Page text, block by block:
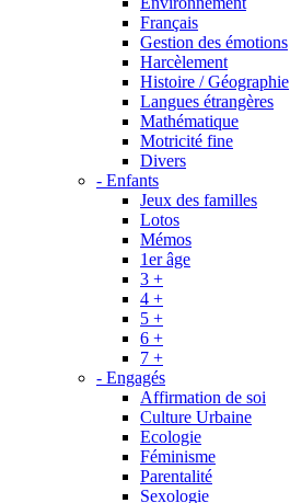
Français
Gestion des émotions
Harcèlement
Histoire / Géographie
Langues étrangères
Mathématique
Motricité fine
Divers
- Enfants
Jeux des familles
Lotos
Mémos
1er âge
3 +
4 +
5 +
6 +
7 +
- Engagés
Affirmation de soi
Culture Urbaine
Ecologie
Féminisme
Parentalité
Sexologie